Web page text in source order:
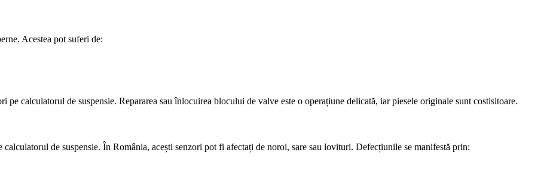
Acestea pot suferi de:
pe calculatorul de suspensie. Repararea sau înlocuirea blocului de valve este o operațiune delicată, iar piesele originale sunt costisitoare.
de suspensie. În România, acești senzori pot fi afectați de noroi, sare sau lovituri. Defecțiunile se manifestă prin: